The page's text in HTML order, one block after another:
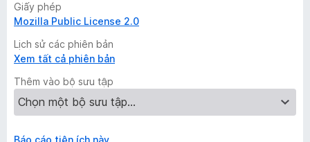
Giấy phép
Mozilla Public License 2.0
Lịch sử các phiên bản
Xem tất cả phiên bản
Thêm vào bộ sưu tập
Báo cáo tiện ích này